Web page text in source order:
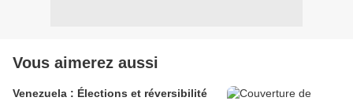
Vous aimerez aussi
Venezuela : Élections et réversibilité